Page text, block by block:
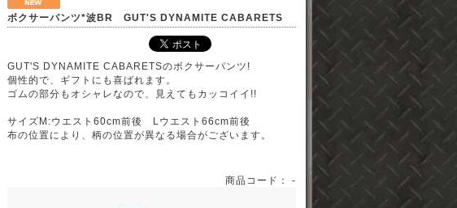
ボクサーパンツ*波BR GUT'S DYNAMITE CABARETS
GUT'S DYNAMITE CABARETSのボクサーパンツ!
個性的で、ギフトにも喜ばれます。
ゴムの部分もオシャレなので、見えてもカッコイイ!!
サイズM:ウエスト60cm前後 Lウエスト66cm前後
布の位置により、柄の位置が異なる場合がございます。
商品コード： -